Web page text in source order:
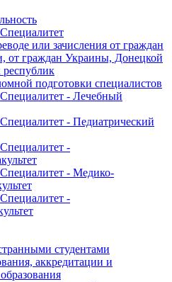
или зачисления от граждан
от граждан Украины, Донецкой
подготовки специалистов
- Лечебный
- Педиатрический
-
- Медико-
-
студентами
аккредитации и